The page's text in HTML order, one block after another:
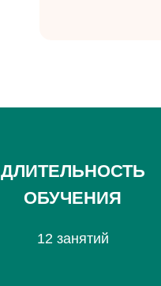
ДЛИТЕЛЬНОСТЬ
ОБУЧЕНИЯ
12 занятий